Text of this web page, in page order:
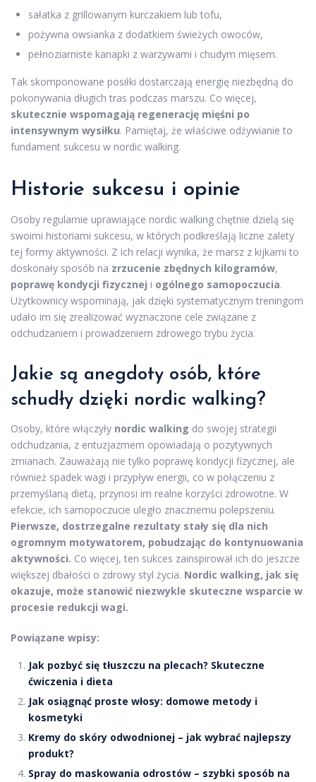
sałatka z grillowanym kurczakiem lub tofu,
pożywna owsianka z dodatkiem świeżych owoców,
pełnoziarniste kanapki z warzywami i chudym mięsem.
Tak skomponowane posiłki dostarczają energię niezbędną do
pokonywania długich tras podczas marszu. Co więcej,
skutecznie wspomagają regenerację mięśni po
intensywnym wysiłku. Pamiętaj, że właściwe odżywianie to
fundament sukcesu w nordic walking.
Historie sukcesu i opinie
Osoby regularnie uprawiające nordic walking chętnie dzielą się
swoimi historiami sukcesu, w których podkreślają liczne zalety
tej formy aktywności. Z ich relacji wynika, że marsz z kijkami to
doskonały sposób na zrzucenie zbędnych kilogramów,
poprawę kondycji fizycznej i ogólnego samopoczucia.
Użytkownicy wspominają, jak dzięki systematycznym treningom
udało im się zrealizować wyznaczone cele związane z
odchudzaniem i prowadzeniem zdrowego trybu życia.
Jakie są anegdoty osób, które
schudły dzięki nordic walking?
Osoby, które włączyły nordic walking do swojej strategii
odchudzania, z entuzjazmem opowiadają o pozytywnych
zmianach. Zauważają nie tylko poprawę kondycji fizycznej, ale
również spadek wagi i przypływ energii, co w połączeniu z
przemyślaną dietą, przynosi im realne korzyści zdrowotne. W
efekcie, ich samopoczucie uległo znacznemu polepszeniu.
Pierwsze, dostrzegalne rezultaty stały się dla nich
ogromnym motywatorem, pobudzając do kontynuowania
aktywności. Co więcej, ten sukces zainspirował ich do jeszcze
większej dbałości o zdrowy styl życia. Nordic walking, jak się
okazuje, może stanowić niezwykle skuteczne wsparcie w
procesie redukcji wagi.
Powiązane wpisy:
Jak pozbyć się tłuszczu na plecach? Skuteczne
ćwiczenia i dieta
Jak osiągnąć proste włosy: domowe metody i
kosmetyki
Kremy do skóry odwodnionej – jak wybrać najlepszy
produkt?
Spray do maskowania odrostów – szybki sposób na